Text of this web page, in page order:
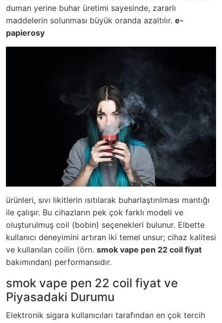
duman yerine buhar üretimi sayesinde, zararlı
maddelerin solunması büyük oranda azaltılır. e-
papierosy
ürünleri, sıvı likitlerin ısıtılarak buharlaştırılması mantığı
ile çalışır. Bu cihazların pek çok farklı modeli ve
oluşturulmuş coil (bobin) seçenekleri bulunur. Elbette
kullanıcı deneyimini artıran iki temel unsur; cihaz kalitesi
ve kullanılan coilin (örn. smok vape pen 22 coil fiyat
bakımından) performansıdır.
smok vape pen 22 coil fiyat ve
Piyasadaki Durumu
Elektronik sigara kullanıcıları tarafından en çok tercih